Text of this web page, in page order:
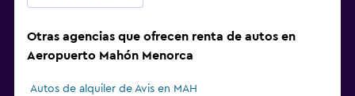
Otras agencias que ofrecen renta de autos en
Aeropuerto Mahón Menorca
Autos de alquiler de Avis en MAH